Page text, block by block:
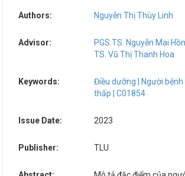
Authors: Nguyễn Thị Thùy Linh
Advisor:
PGS.TS. Nguyễn Mai
TS. Vũ Thị Thanh Hoa
Keywords:
Điều dưỡng | Người
thấp | C01854
Issue Date: 2023
Publisher: TLU